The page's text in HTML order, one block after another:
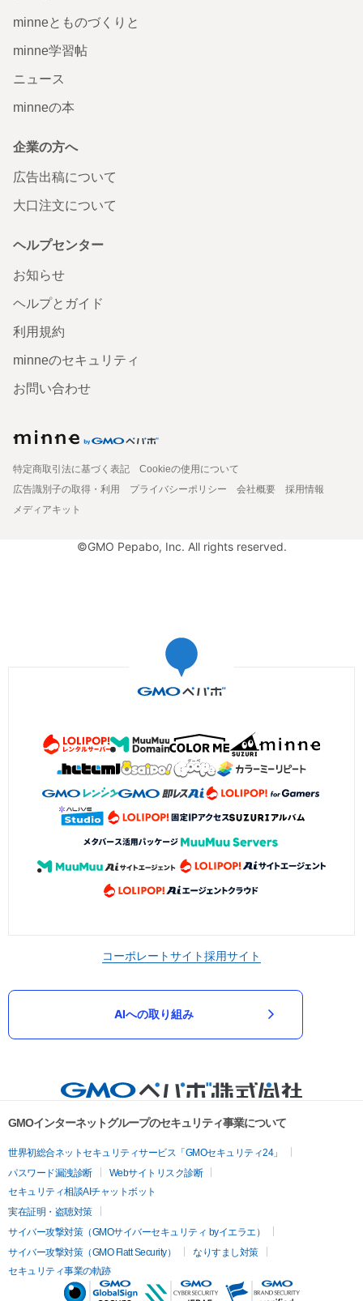
minneとものづくりと
minne学習帖
ニュース
minneの本
企業の方へ
広告出稿について
大口注文について
ヘルプセンター
お知らせ
ヘルプとガイド
利用規約
minneのセキュリティ
お問い合わせ
特定商取引法に基づく表記
Cookieの使用について
広告識別子の取得・利用
プライバシーポリシー 会社概要
採用情報
メディアキット
©GMO Pepabo, Inc. All rights reserved.
コーポレートサイト採用サイト
AIへの取り組み
GMOインターネットグループのセキュリティ事業について
世界初総合ネットセキュリティサービス「GMOセキュリティ24」
パスワード漏洩診断
Webサイトリスク診断
セキュリティ相談AIチャットボット
実在証明・盗聴対策
サイバー攻撃対策（GMOサイバーセキュリティ byイエラエ）
サイバー攻撃対策（GMO Flatt Security）
なりすまし対策
セキュリティ事業の軌跡